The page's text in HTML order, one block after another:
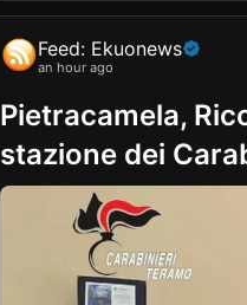
Feed: Ekuonews
an hour ago
Pietracamela,
stazione dei